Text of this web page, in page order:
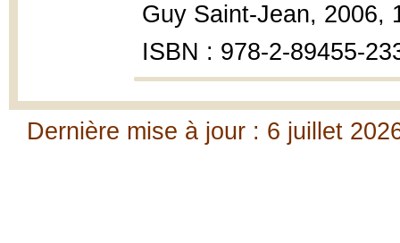
Guy Saint-Jean, 2006,
ISBN : 978-2-89455-
Dernière mise à jour : 6 juillet